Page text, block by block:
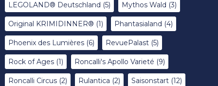
LEGOLAND® Deutschland (5) Mythos Wald (3)
Original KRIMIDINNER® (1) Phantasialand (4)
Phoenix des Lumières (6) RevuePalast (5)
Rock of Ages (1) Roncalli's Apollo Varieté (9)
Roncalli Circus (2) Rulantica (2) Saisonstart (12)